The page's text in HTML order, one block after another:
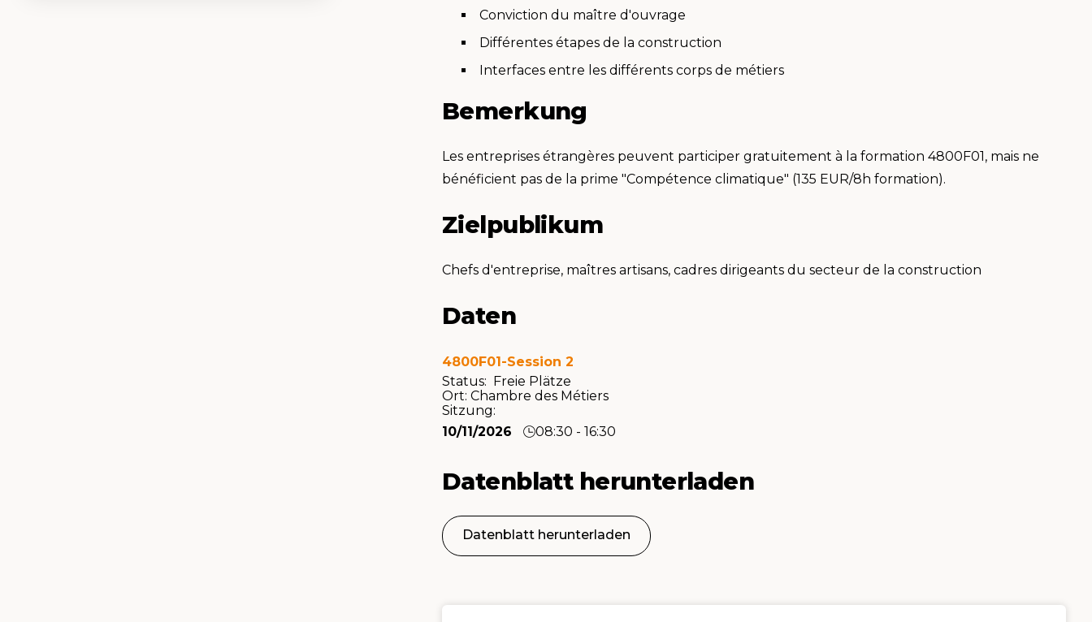
Conviction du maître d'ouvrage
Différentes étapes de la construction
Interfaces entre les différents corps de métiers
Bemerkung
Les entreprises étrangères peuvent participer gratuitement à la formation 4800F01, mais ne
bénéficient pas de la prime "Compétence climatique" (135 EUR/8h formation).
Zielpublikum
Chefs d'entreprise, maîtres artisans, cadres dirigeants du secteur de la construction
Daten
4800F01-Session 2
Status: Freie Plätze
Ort: Chambre des Métiers
Sitzung:
10/11/2026
08:30 - 16:30
Datenblatt herunterladen
Datenblatt herunterladen